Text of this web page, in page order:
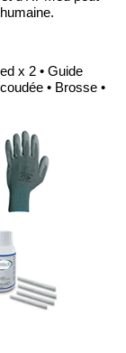
x 2 • Guide
• Brosse •